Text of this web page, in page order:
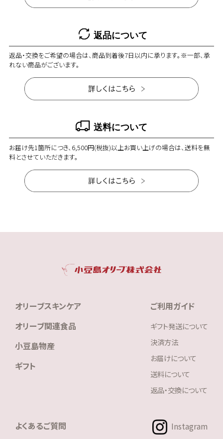
返品について
返品・交換をご希望の場合は、商品到着後7日以内に承ります。※一部、承
れない商品がございます。
送料について
お届け先1箇所につき、6,500円(税抜)以上お買い上げの場合は、送料を無
料とさせていただきます。
オリーブスキンケア
オリーブ関連食品
小豆島物産
ギフト
ご利用ガイド
ギフト発送について
決済方法
お届けについて
送料について
返品・交換について
よくあるご質問 Instagram